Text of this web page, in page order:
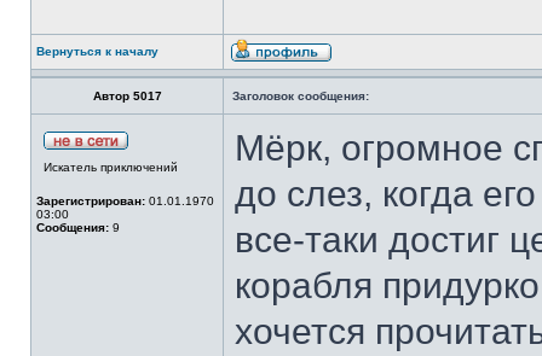
Вернуться к началу
Автор 5017 Заголовок сообщения:
Искатель приключений
Зарегистрирован: 01.01.1970
03:00
Сообщения: 9
Мёрк, огромное
до слез, когда
все-таки достиг
корабля
хочется